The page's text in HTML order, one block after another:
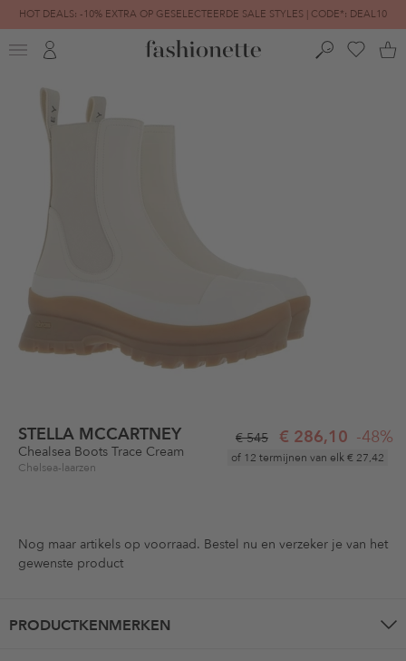
HOT DEALS: -10% EXTRA OP GESELECTEERDE SALE STYLES | CODE*: DEAL10
FINAL SALE | TOT -80% GEREDUCEERD
STELLA MCCARTNEY
Chealsea Boots Trace Cream
Chelsea-laarzen
€ 545 € 286,10 -48%
of 12 termijnen van elk€ 27,42
Nog maar artikels op voorraad. Bestel nu en verzeker je van het
gewenste product
PRODUCTKENMERKEN